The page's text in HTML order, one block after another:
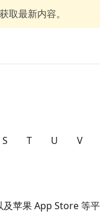
获取最新内容。
S T U V
及苹果 App Store 等